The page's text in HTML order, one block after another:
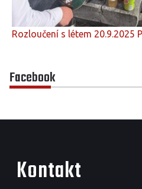
Rozloučení s létem 20.9.2025
Facebook
Kontakt